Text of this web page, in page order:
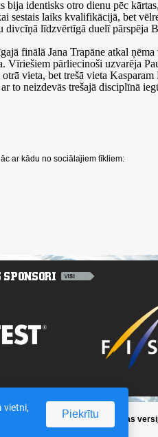
bija identisks otro dienu pēc
sestais laiks kvalifikācijā, bet
divcīņā līdzvērtīgā duelī pārspēja
finālā Jana Trapāne atkal
Vīriešiem pārliecinoši uzvarēja
vieta, bet trešā vieta
to neizdevās trešajā disciplīnā
ar kādu no sociālajiem tīkliem:
politika / Iepriekšējā lapas
vietni,
Piekrītu